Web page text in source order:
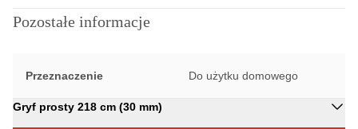
Pozostałe informacje
Przeznaczenie Do użytku domowego
Gryf prosty 218 cm (30 mm)